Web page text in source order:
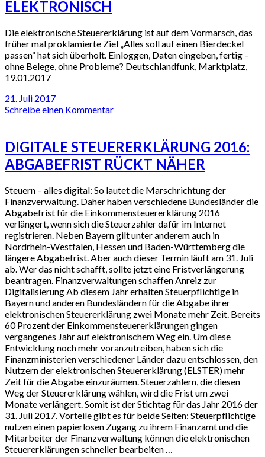
ELEKTRONISCH
Die elektronische Steuererklärung ist auf dem Vormarsch, das
früher mal proklamierte Ziel „Alles soll auf einen Bierdeckel
passen“ hat sich überholt. Einloggen, Daten eingeben, fertig –
ohne Belege, ohne Probleme? Deutschlandfunk, Marktplatz,
19.01.2017
21. Juli 2017
Schreibe einen Kommentar
DIGITALE STEUERERKLÄRUNG 2016:
ABGABEFRIST RÜCKT NÄHER
Steuern – alles digital: So lautet die Marschrichtung der
Finanzverwaltung. Daher haben verschiedene Bundesländer die
Abgabefrist für die Einkommensteuererklärung 2016
verlängert, wenn sich die Steuerzahler dafür im Internet
registrieren. Neben Bayern gilt unter anderem auch in
Nordrhein-Westfalen, Hessen und Baden-Württemberg die
längere Abgabefrist. Aber auch dieser Termin läuft am 31. Juli
ab. Wer das nicht schafft, sollte jetzt eine Fristverlängerung
beantragen. Finanzverwaltungen schaffen Anreiz zur
Digitalisierung Ab diesem Jahr erhalten Steuerpflichtige in
Bayern und anderen Bundesländern für die Abgabe ihrer
elektronischen Steuererklärung zwei Monate mehr Zeit. Bereits
60 Prozent der Einkommensteuererklärungen gingen
vergangenes Jahr auf elektronischem Weg ein. Um diese
Entwicklung noch mehr voranzutreiben, haben sich die
Finanzministerien verschiedener Länder dazu entschlossen, den
Nutzern der elektronischen Steuererklärung (ELSTER) mehr
Zeit für die Abgabe einzuräumen. Steuerzahlern, die diesen
Weg der Steuererklärung wählen, wird die Frist um zwei
Monate verlängert. Somit ist der Stichtag für das Jahr 2016 der
31. Juli 2017. Vorteile gibt es für beide Seiten: Steuerpflichtige
nutzen einen papierlosen Zugang zu ihrem Finanzamt und die
Mitarbeiter der Finanzverwaltung können die elektronischen
Steuererklärungen schneller bearbeiten …